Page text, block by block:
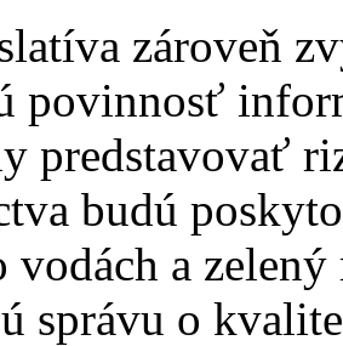
zároveň
povinnosť
predstavovať
budú
a
správu o